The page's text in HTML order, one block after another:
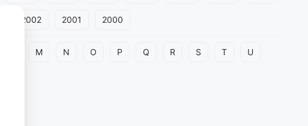
2002 2001 2000
M N O P Q R S T U